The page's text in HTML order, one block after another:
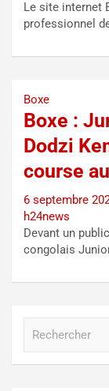
Le site internet
professionnel
Boxe
Boxe :
Dodzi
course
6 septembre
h24news
Devant un
congolais